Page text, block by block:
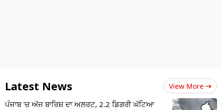
Latest News View More
ਪੰਜਾਬ 'ਚ ਅੱਜ ਬਾਰਿਸ਼ ਦਾ ਅਲਰਟ, 2.2 ਡਿਗਰੀ ਘੱਟਿਆ